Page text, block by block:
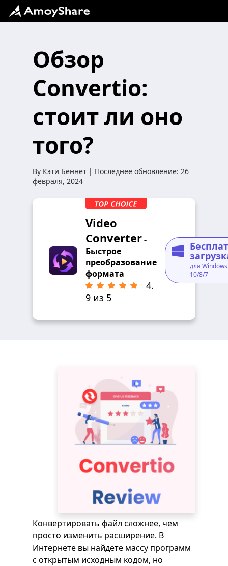
Обзор
Convertio:
стоит ли оно
того?
By Кэти Беннет | Последнее обновление: 26
февраля, 2024
Video
Converter-
Быстрое
преобразование
формата
4.
9 из 5
для Windows
10/8/7
Конвертировать файл сложнее, чем
просто изменить расширение. В
Интернете вы найдете массу программ
с открытым исходным кодом, но